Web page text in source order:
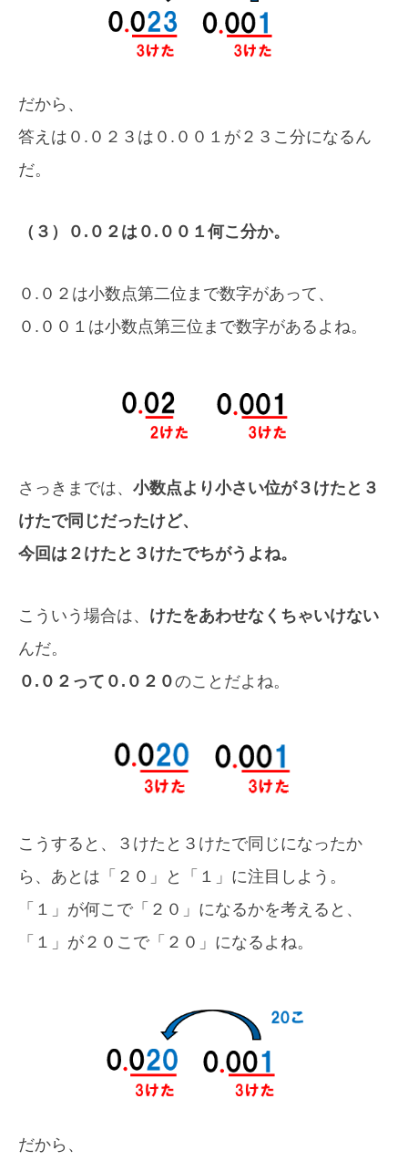
だから、
答えは０.０２３は０.００１が２３こ分になるん
だ。
（３）０.０２は０.００１何こ分か。
０.０２は小数点第二位まで数字があって、
０.００１は小数点第三位まで数字があるよね。
さっきまでは、 小数点より小さい位が３けたと３
けたで同じだったけど、
今回は２けたと３けたでちがうよね。
こういう場合は、 けたをあわせなくちゃいけない
んだ。
０.０２って０.０２０のことだよね。
こうすると、３けたと３けたで同じになったか
ら、あとは「２０」と「１」に注目しよう。
「１」が何こで「２０」になるかを考えると、
「１」が２０こで「２０」になるよね。
だから、